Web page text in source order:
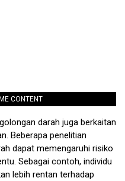
CONTENT
darah juga berkaitan
Beberapa penelitian
dapat memengaruhi risiko
Sebagai contoh, individu
lebih rentan terhadap